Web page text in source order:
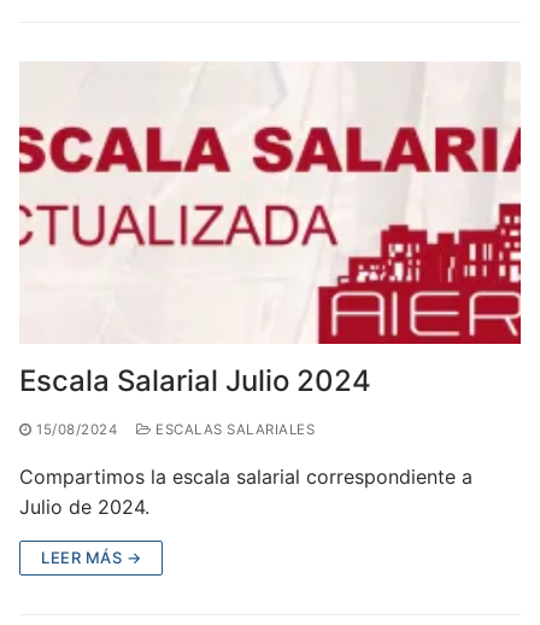
Escala Salarial Julio 2024
15/08/2024 ESCALAS SALARIALES
Compartimos la escala salarial correspondiente a
Julio de 2024.
LEER MÁS →